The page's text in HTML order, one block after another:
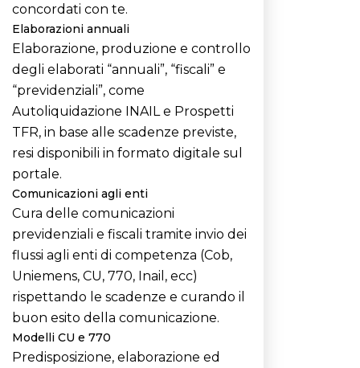
concordati con te.
Elaborazioni annuali
Elaborazione, produzione e controllo
degli elaborati “annuali”, “fiscali” e
“previdenziali”, come
Autoliquidazione INAIL e Prospetti
TFR, in base alle scadenze previste,
resi disponibili in formato digitale sul
portale.
Comunicazioni agli enti
Cura delle comunicazioni
previdenziali e fiscali tramite invio dei
flussi agli enti di competenza (Cob,
Uniemens, CU, 770, Inail, ecc)
rispettando le scadenze e curando il
buon esito della comunicazione.
Modelli CU e 770
Predisposizione, elaborazione ed